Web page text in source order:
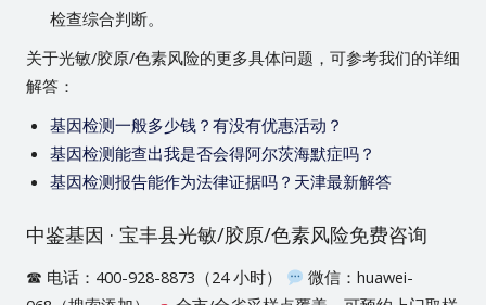
检查综合判断。
关于光敏/胶原/色素风险的更多具体问题，可参考我们的详细
解答：
基因检测一般多少钱？有没有优惠活动？
基因检测能查出我是否会得阿尔茨海默症吗？
基因检测报告能作为法律证据吗？天津最新解答
中鉴基因 · 宝丰县光敏/胶原/色素风险免费咨询
☎ 电话：400-928-8873（24 小时）
微信：huawei-